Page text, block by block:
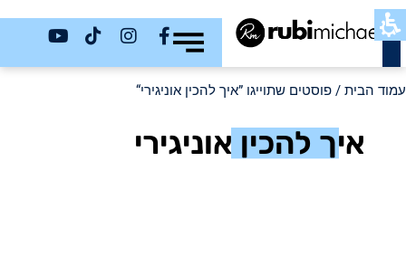
כשר
עמוד הבית / פוסטים שתוייגו ”איך להכין אוניגירי“
איך להכין אוניגירי